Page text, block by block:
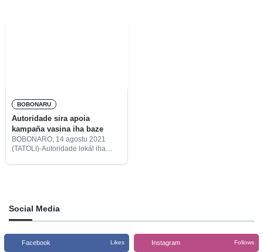
BOBONARU
Autoridade sira apoia
kampaña vasina iha baze
BOBONARO, 14 agostu 2021
(TATOLI)-Autoridade lokál iha
remotas.
Social Media
Facebook Likes Instagram Follows